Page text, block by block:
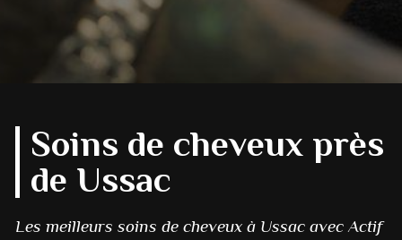
Soins de cheveux près
de Ussac
Les meilleurs soins de cheveux à Ussac avec Actif